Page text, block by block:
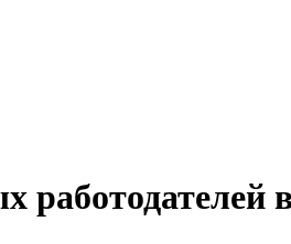
работодателей